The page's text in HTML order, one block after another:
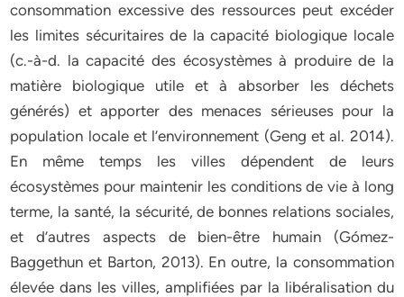
consommation excessive des ressources peut excéder
les limites sécuritaires de la capacité biologique locale
(c.-à-d. la capacité des écosystèmes à produire de la
matière biologique utile et à absorber les déchets
générés) et apporter des menaces sérieuses pour la
population locale et l’environnement (Geng et al. 2014).
En même temps les villes dépendent de leurs
écosystèmes pour maintenir les conditions de vie à long
terme, la santé, la sécurité, de bonnes relations sociales,
et d’autres aspects de bien-être humain (Gómez-
Baggethun et Barton, 2013). En outre, la consommation
élevée dans les villes, amplifiées par la libéralisation du